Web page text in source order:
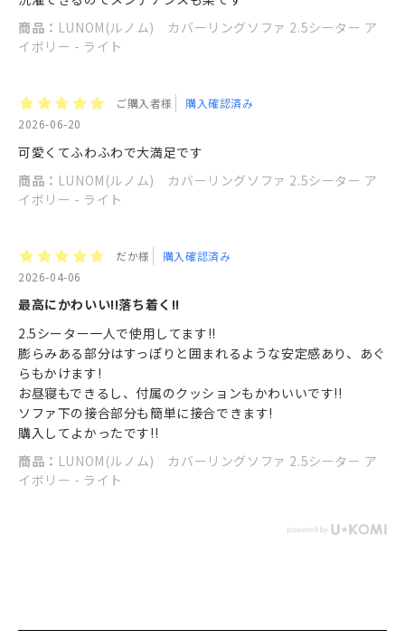
商品： LUNOM(ルノム) カバーリングソファ 2.5シーター ア
イボリー - ライト
ご購入者様
購入確認済み
2026-06-20
可愛くてふわふわで大満足です
商品： LUNOM(ルノム) カバーリングソファ 2.5シーター ア
イボリー - ライト
だか様
購入確認済み
2026-04-06
最高にかわいい!!落ち着く!!
2.5シーター一人で使用してます!!
膨らみある部分はすっぽりと囲まれるような安定感あり、あぐ
らもかけます!
お昼寝もできるし、付属のクッションもかわいいです!!
ソファ下の接合部分も簡単に接合できます!
購入してよかったです!!
商品： LUNOM(ルノム) カバーリングソファ 2.5シーター ア
イボリー - ライト